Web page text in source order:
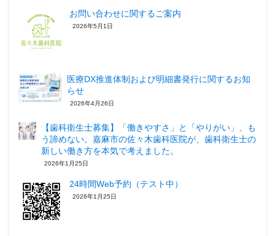
お問い合わせに関するご案内
2026年5月1日
医療DX推進体制および明細書発行に関するお知
らせ
2026年4月26日
【歯科衛生士募集】「働きやすさ」と「やりがい」、も
う諦めない。嘉麻市の佐々木歯科医院が、歯科衛生士の
新しい働き方を本気で考えました。
2026年1月25日
24時間Web予約（テスト中）
2026年1月25日